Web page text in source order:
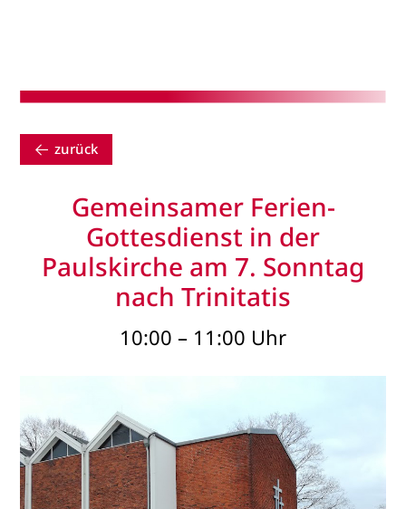
zurück
Gemeinsamer Ferien-
Gottesdienst in der
Paulskirche am 7. Sonntag
nach Trinitatis
10:00 – 11:00 Uhr